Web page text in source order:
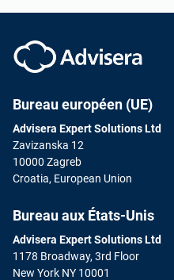
Bureau européen (UE)
Advisera Expert Solutions Ltd
Zavizanska 12
10000 Zagreb
Croatia, European Union
Bureau aux États-Unis
Advisera Expert Solutions Ltd
1178 Broadway, 3rd Floor
New York NY 10001